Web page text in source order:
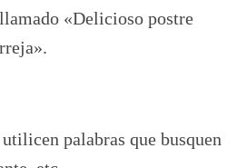
«Delicioso postre
palabras que busquen